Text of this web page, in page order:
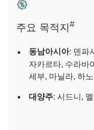
주요 목적지#
동남아시아: 덴파
자카르타, 수라바
세부, 마닐라, 하
대양주: 시드니,